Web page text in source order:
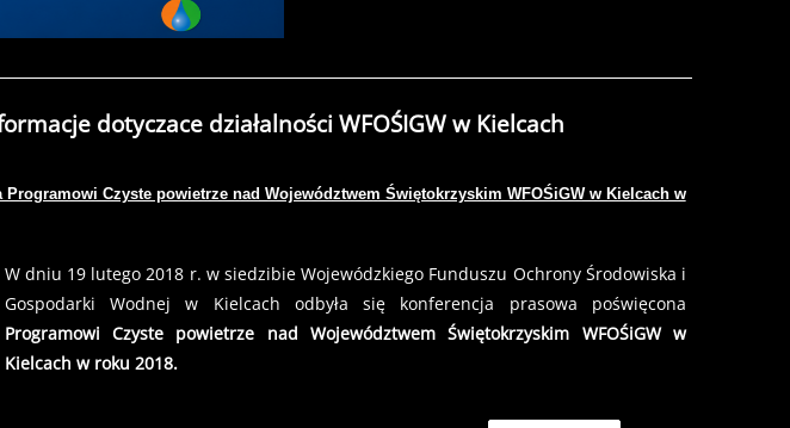
dotyczace działalności WFOŚIGW w Kielcach
Czyste powietrze nad Województwem Świętokrzyskim WFOŚiGW w Kielcach w
W dniu 19 lutego 2018 r. w siedzibie Wojewódzkiego Funduszu Ochrony Środowiska i
Gospodarki Wodnej w Kielcach odbyła się konferencja prasowa poświęcona
Programowi Czyste powietrze nad Województwem Świętokrzyskim WFOŚiGW w
Kielcach w roku 2018.